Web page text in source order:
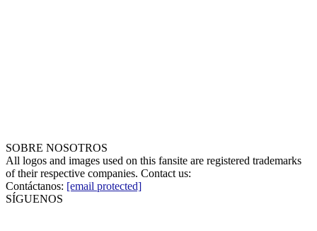
SOBRE NOSOTROS
All logos and images used on this fansite are registered trademarks
of their respective companies. Contact us:
Contáctanos: [email protected]
SÍGUENOS